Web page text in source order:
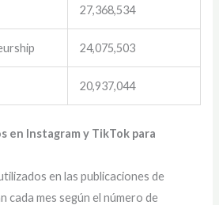
27,368,534
24,075,503
20,937,044
en Instagram y TikTok para
en las publicaciones de
cada mes según el número de